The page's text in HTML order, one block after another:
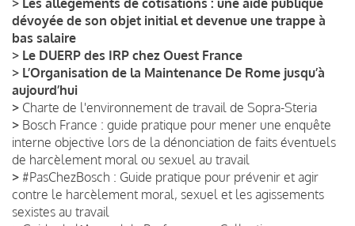
dévoyée de son objet initial et devenue une trappe à
bas salaire
> Le DUERP des IRP chez Ouest France
> L’Organisation de la Maintenance De Rome jusqu’à
aujourd’hui
> Charte de l'environnement de travail de Sopra-Steria
> Bosch France : guide pratique pour mener une enquête
interne objective lors de la dénonciation de faits éventuels
de harcèlement moral ou sexuel au travail
> #PasChezBosch : Guide pratique pour prévenir et agir
contre le harcèlement moral, sexuel et les agissements
sexistes au travail